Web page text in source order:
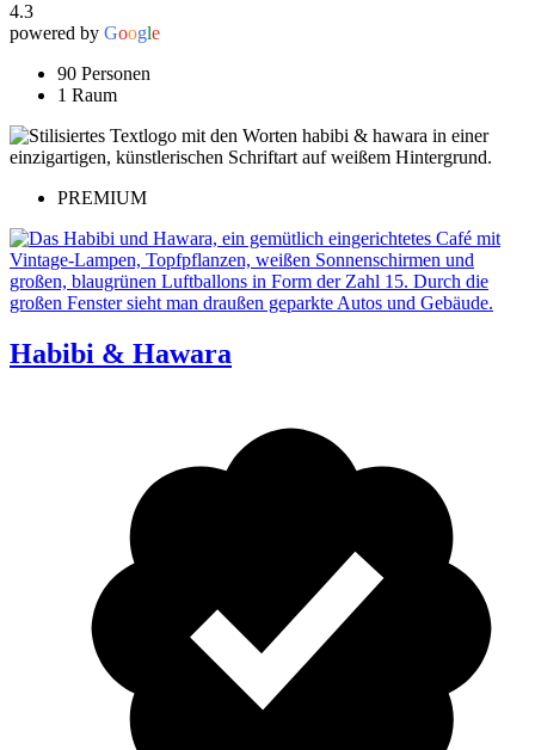
4.3
powered by Google
90 Personen
1 Raum
PREMIUM
Habibi & Hawara